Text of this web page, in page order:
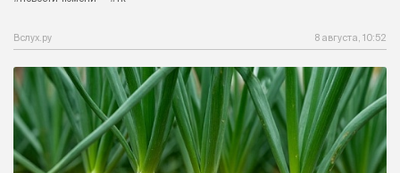
Вслух.ру 8 августа, 10:52